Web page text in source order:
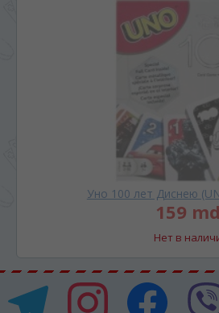
Уно 100 лет Диснею
159
Нет в